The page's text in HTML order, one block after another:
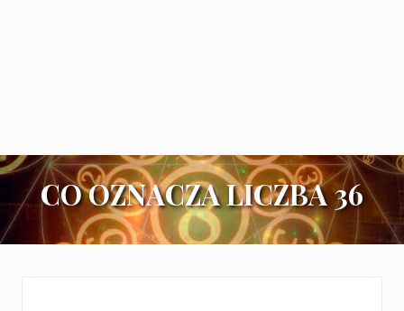
CO OZNACZA LICZBA 36